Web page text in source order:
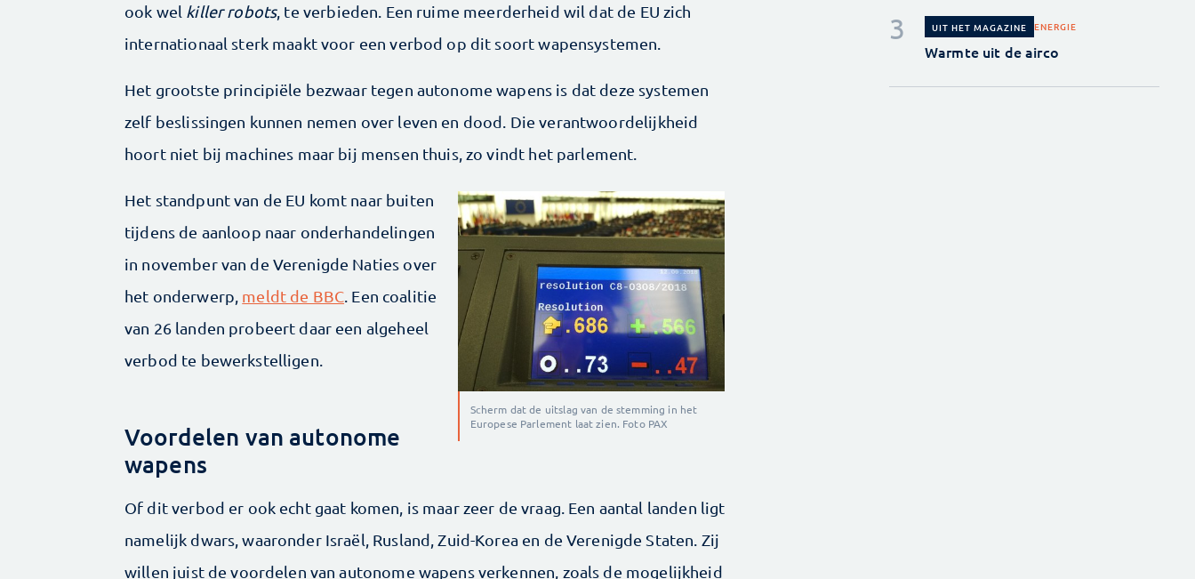
ook wel killer robots, te verbieden. Een ruime meerderheid wil dat de EU zich
internationaal sterk maakt voor een verbod op dit soort wapensystemen.
Het grootste principiële bezwaar tegen autonome wapens is dat deze systemen
zelf beslissingen kunnen nemen over leven en dood. Die verantwoordelijkheid
hoort niet bij machines maar bij mensen thuis, zo vindt het parlement.
Scherm dat de uitslag van de stemming in het
Europese Parlement laat zien. Foto PAX
Het standpunt van de EU komt naar buiten
tijdens de aanloop naar onderhandelingen
in november van de Verenigde Naties over
het onderwerp, meldt de BBC . Een coalitie
van 26 landen probeert daar een algeheel
verbod te bewerkstelligen.
Voordelen van autonome
wapens
Of dit verbod er ook echt gaat komen, is maar zeer de vraag. Een aantal landen ligt
namelijk dwars, waaronder Israël, Rusland, Zuid-Korea en de Verenigde Staten. Zij
willen juist de voordelen van autonome wapens verkennen, zoals de mogelijkheid
UIT HET MAGAZINE ENERGIE
Warmte uit de airco